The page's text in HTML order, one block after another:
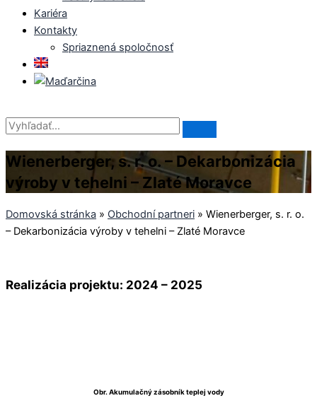
Kariéra
Kontakty
Spriaznená spoločnosť
Wienerberger, s. r. o. – Dekarbonizácia
výroby v tehelni – Zlaté Moravce
Domovská stránka » Obchodní partneri » Wienerberger, s. r. o.
– Dekarbonizácia výroby v tehelni – Zlaté Moravce
Realizácia projektu: 2024 – 2025
Obr. Akumulačný zásobník teplej vody